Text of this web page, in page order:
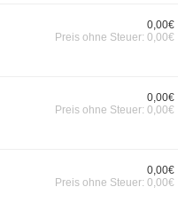
0,00€
Preis ohne Steuer: 0,00€
0,00€
Preis ohne Steuer: 0,00€
0,00€
Preis ohne Steuer: 0,00€